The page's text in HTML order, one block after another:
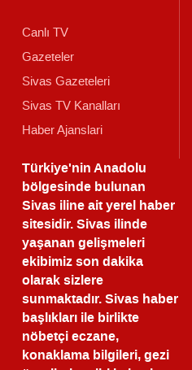
Canlı TV
Gazeteler
Sivas Gazeteleri
Sivas TV Kanalları
Haber Ajanslari
Türkiye'nin Anadolu
bölgesinde bulunan
Sivas iline ait yerel haber
sitesidir. Sivas ilinde
yaşanan gelişmeleri
ekibimiz son dakika
olarak sizlere
sunmaktadır.Sivas haber
başlıkları ile birlikte
nöbetçi eczane,
konaklama bilgileri, gezi